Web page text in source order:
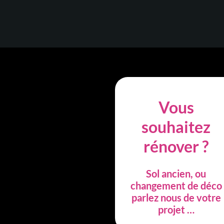
Vous
souhaitez
rénover ?
Sol ancien, ou
changement de déco
parlez nous de votre
projet …